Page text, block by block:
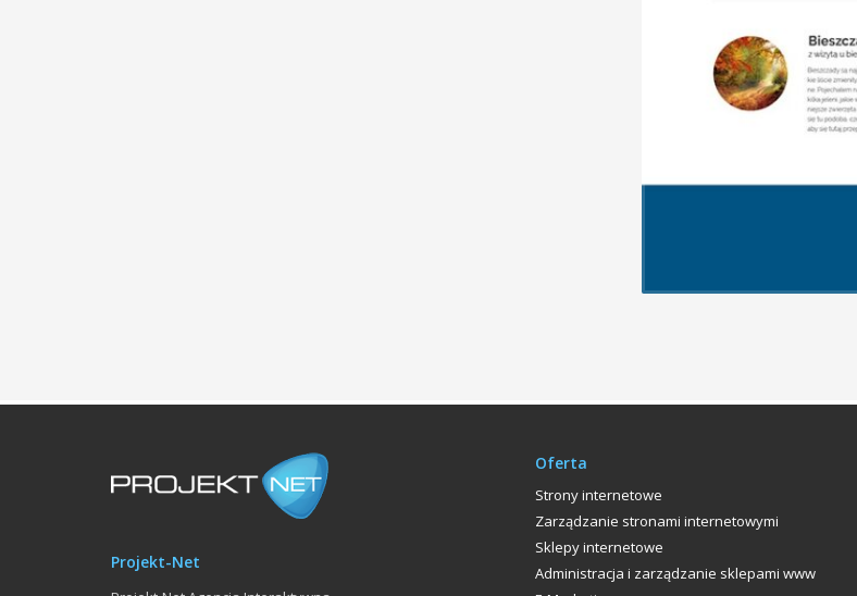
Projekt-Net
Oferta
Strony internetowe
Zarządzanie stronami internetowymi
Sklepy internetowe
Administracja i zarządzanie sklepami www